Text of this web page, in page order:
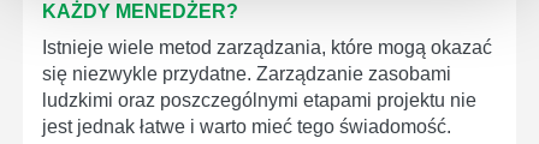
KAŻDY MENEDŻER?
Istnieje wiele metod zarządzania, które mogą okazać
się niezwykle przydatne. Zarządzanie zasobami
ludzkimi oraz poszczególnymi etapami projektu nie
jest jednak łatwe i warto mieć tego świadomość.